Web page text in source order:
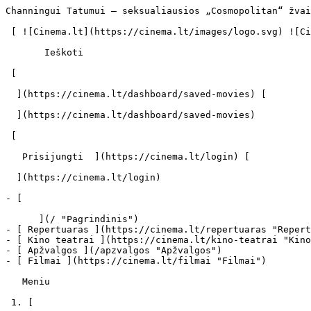
Channingui Tatumui – seksualiausios „Cosmopolitan“ žvaigždės titulas - cinema.lt                            Ieškoti     

 [ ![Cinema.lt](https://cinema.lt/images/logo.svg) ![Cinema.lt](https://cinema.lt/images/favicon.svg) ](https://cinema.lt "Cinema.lt")

       Ieškoti     

 [  

  ](https://cinema.lt/dashboard/saved-movies) [  

  ](https://cinema.lt/dashboard/saved-movies)

 [  

   Prisijungti  ](https://cinema.lt/login) [  

  ](https://cinema.lt/login) 

- [  

      ](/ "Pagrindinis")
- [ Repertuaras ](https://cinema.lt/repertuaras "Repertuaras")
- [ Kino teatrai ](https://cinema.lt/kino-teatrai "Kino teatrai")
- [ Apžvalgos ](/apzvalgos "Apžvalgos")
- [ Filmai ](https://cinema.lt/filmai "Filmai")

   Meniu   

 1. [ 

      cinema.lt  ](/)
2. [  Naujienos  ](https://cinema.lt/naujienos)
3. Channingui Tatumui – seksualiausios „Cosmopolitan“ žvaigždės titulas

Channingui Tatumui – seksualiausios „Cosmopolitan“ žvaigždės titulas
====================================================================

Sportas, nuolatinė kūno priežiūra ir „egzotiniai šokiai“ padėjo „Šokių hip-hopo ritmu“ („Step Up“) bei romantinės dramos „Brangusis Džonai“ („Dear John“) žvaigždei Channingui Tatumui laimėti dar vieną prestižinį titulą.

Gegužės mėnesio „Cosmopolitan“ žurnale sužinosime, kad Ch. Tatumas triumfavo seksualiausių aktorių rinkimuose. O už jo nugaros liko pats Johnny Deppas. Pasiekimas įspūdingas – J. Deppas šį titulą buvo iškovojęs du kartus iš eilės bei neketino nusileisti ir šį kartą, tačiau tarptautinio Nicholaso Sparkso bestselerio „Brangusis Džonai“ ekranizacijoje pagrindinį vyrišką vaidmenį atlikęs Ch. Tatumas pademonstravo visą savo žavesį.

Štai kaip atrodo Ch. Tatumo triumfas: http://unwrappedphotos.com/wp-content/gallery/in-the-press/channing-tatum-sexiest-actor-cosmopolitan-may-2010.jpg

Ar pirmoji meilė gali būti ta, kuri tęsis visą gyvenimą? Filmo „Šokoladas“ režisierius ir romanų „Žinutė butelyje“, „Užrašų knygutė“ ir „Naktys Rodantėje“ autorius kviečia į romantiškiausią šio pavasario filmą „Brangusis Džonai“. Jau Lietuvos kino teatruose.

 Dalintis

 [ ![Facebook](https://cinema.lt/images/socials/facebook_icon.svg) ](https://www.facebook.com/sharer/sharer.php?u=https%3A%2F%2Fcinema.lt%2Fnaujienos%2Fchanningui-tatumui-seksualiausios-cosmopolitan-zvaigzdes-titulas)[ ![Messenger](https://cinema.lt/images/socials/messenger_icon.svg) ](https://www.facebook.com/dialog/send?link=https%3A%2F%2Fcinema.lt%2Fnaujienos%2Fchanningui-tatumui-seksualiausios-cosmopolitan-zvaigzdes-titulas&redirect_uri=https%3A%2F%2Fcinema.lt%2Fnaujienos%2Fchanningui-tatumui-seksualiausios-cosmopolitan-zvaigzdes-titulas)[ ![LinkedIn](https://cinema.lt/images/socials/linkedin_icon.svg) ](https://www.linkedin.com/sharing/share-offsite/?url=https%3A%2F%2Fcinema.lt%2Fnaujienos%2Fchanningui-tatumui-seksualiausios-cosmopolitan-zvaigzdes-titulas)  

 [  

   Atgal į sąrašą  ](https://cinema.lt/naujienos) [  Kitas straipsnis   

  ](https://cinema.lt/naujienos/legendinis-siaubo-filmu-karalius-fredis-kriugeris-grizta-i-ekranus) 

 Kino teatrai šiuo metu rodo 
-----------------------------

- ![](https://cinema.lt/images/bookmarks/bookmark.svg)   

     [    ![Odisėja filmo online nuotraukos](https://s3.eu-central-1.amazonaws.com/cinema-lt/images/movies/poster/a93801f8df9c7cce1dcb323d1011f2e4/c/bPVSexx9aBZ5QtSB-2xl.webp)  ![imdb](https://cinema.lt/images/ratings/imdb.svg) 8.3 

     ![metacritic](https://cinema.lt/images/ratings/metacritic.svg) 89 

    ###  Odisėja 

    ####  The Odyssey 

     ](https://cinema.lt/filmai/odiseja-2026#movie-title "Odisėja")
- ![](https://cinema.lt/images/bookmarks/bookmark.svg)   

     [    ![Ledų Pardavėjas filmo online nuotraukos](https://s3.eu-central-1.amazonaws.com/cinema-lt/images/movies/poster/289bc43670e9cbee73f7ddb45b6e6b6e/c/mpUZxiSuAUSs6MyI-2xl.webp)  

      Premjera 2026-08-07  

    ###  Ledų Pardavėjas 

    ####  Ice Cream Man 

     ](https://cinema.lt/filmai/ledu-pardavejas#movie-title "Ledų Pardavėjas")
- ![](https://cinema.lt/images/bookmarks/bookmark.svg)   

     [    ![Vajana filmo online nuotraukos](https://s3.eu-central-1.amazonaws.com/cinema-lt/images/movies/poster/a219646a821c92b6a803f911722ad707/c/rUJSdCfflHDzGEnQ-2xl.webp)  ![rotten_tomatoes](https://cinema.lt/images/ratings/rotten_tomatoes.svg) 31% 

      Apžvelgta  

    ###  Vajana 

    ####  Moana 

     ](https://cinema.lt/filmai/vajana-2026#movie-title "Vajana")
- ![](https://cinema.lt/images/bookmarks/